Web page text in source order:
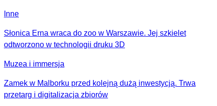
Inne
Słonica Erna wraca do zoo w Warszawie. Jej szkielet
odtworzono w technologii druku 3D
Muzea i immersja
Zamek w Malborku przed kolejną dużą inwestycją. Trwa
przetarg i digitalizacja zbiorów